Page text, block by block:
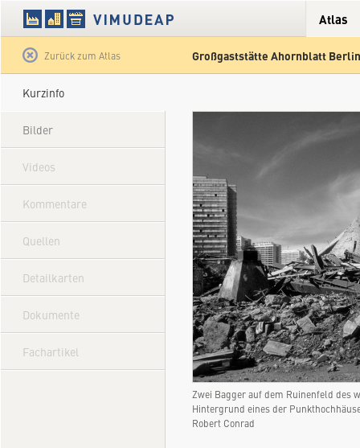
Atlas
Zurück zum Atlas Großgaststätte Ahornblatt Berlin
Kurzinfo
Bilder
Videos
Kommentare
Quellen
Detailkarten
Dokumente
Fachartikel
Zwei Bagger auf dem Ruinenfeld des
Hintergrund eines der
Robert Conrad
Satellit Hybrid Gelände Straße